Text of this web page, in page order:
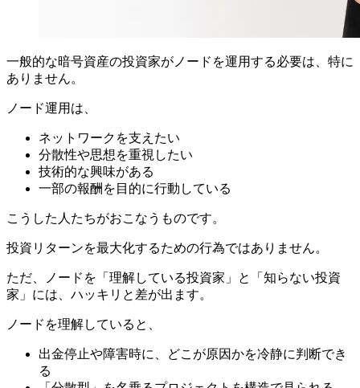
一般的な暗号資産の投資家がノードを運用する必要は、特に
ありません。
ノード運用は、
ネットワークを支えたい
分散性や思想を重視したい
技術的な興味がある
一部の報酬を目的に行動している
こうした人たちがおこなうものです。
投資リターンを最大化するための行為ではありません。
ただ、ノードを「理解している投資家」と「知らない投資
家」には、ハッキリと差が出ます。
ノードを理解していると、
出金停止や障害時に、どこが原因かを冷静に判断でき
る